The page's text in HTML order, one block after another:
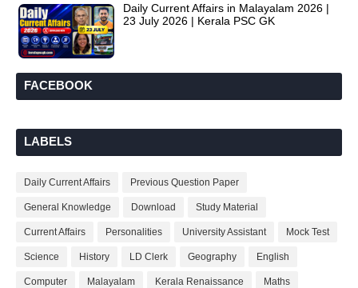
Daily Current Affairs in Malayalam 2026 |
23 July 2026 | Kerala PSC GK
FACEBOOK
LABELS
Daily Current Affairs Previous Question Paper
General Knowledge Download Study Material
Current Affairs Personalities University Assistant Mock Test
Science History LD Clerk Geography English
Computer Malayalam Kerala Renaissance Maths